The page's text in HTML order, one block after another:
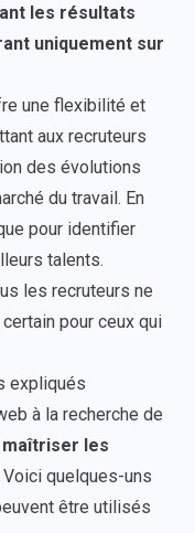
les résultats
uniquement sur
une flexibilité et
aux recruteurs
des évolutions
du travail. En
pour identifier
talents.
les recruteurs ne
pour ceux qui
expliqués
à la recherche de
maîtriser les
Voici quelques-uns
être utilisés